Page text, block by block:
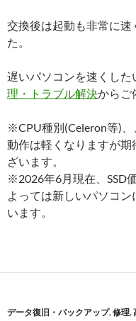
交換後は起動も非常に
た。
遅いパソコンを速くし
理・トラブル解決からご
※CPU種別(Celeron等)
動作は軽くなりますが
ざいます。
※2026年6月現在、SSD
よっては新しいパソコ
います。
データ復旧・バックアップ,修理,